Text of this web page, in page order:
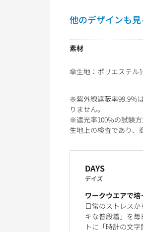
他のデザインも
素材
傘生地：ポリエステル
※紫外線遮蔽率99.9％
りません。
※遮光率100%の試験方
生地上の検査であり、
DAYS
デイズ
ワークウエアで
日常のストレス
キな普段着」を
トに「時計の文